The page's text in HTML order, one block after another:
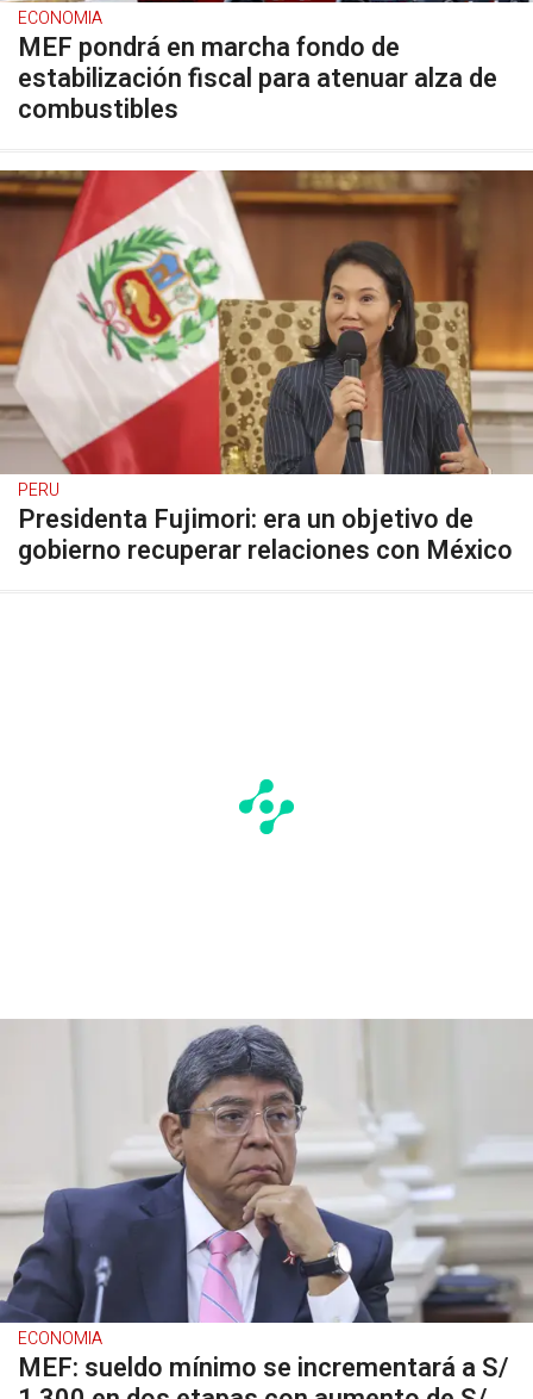
ECONOMIA
MEF pondrá en marcha fondo de
estabilización fiscal para atenuar alza de
combustibles
PERU
Presidenta Fujimori: era un objetivo de
gobierno recuperar relaciones con México
ECONOMIA
MEF: sueldo mínimo se incrementará a S/